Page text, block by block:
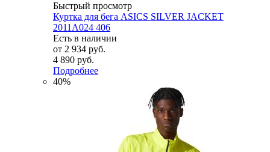
Быстрый просмотр
Куртка для бега ASICS SILVER JACKET
2011A024 406
Есть в наличии
от 2 934 руб.
4 890 руб.
Подробнее
40%